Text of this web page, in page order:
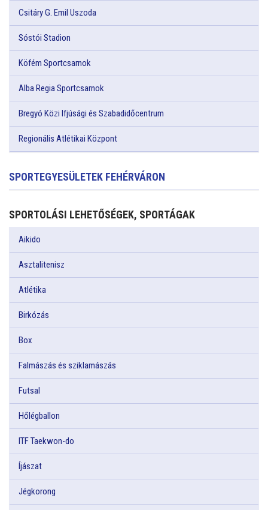
Csitáry G. Emil Uszoda
Sóstói Stadion
Köfém Sportcsarnok
Alba Regia Sportcsarnok
Bregyó Közi Ifjúsági és Szabadidőcentrum
Regionális Atlétikai Központ
SPORTEGYESÜLETEK FEHÉRVÁRON
SPORTOLÁSI LEHETŐSÉGEK, SPORTÁGAK
Aikido
Asztalitenisz
Atlétika
Birkózás
Box
Falmászás és sziklamászás
Futsal
Hőlégballon
ITF Taekwon-do
Íjászat
Jégkorong